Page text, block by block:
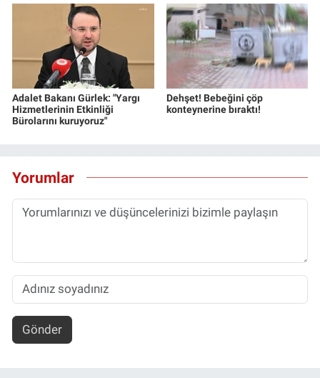
Adalet Bakanı Gürlek: "Yargı
Hizmetlerinin Etkinliği
Bürolarını kuruyoruz"
Dehşet! Bebeğini çöp
konteynerine bıraktı!
Yorumlar
Gönder